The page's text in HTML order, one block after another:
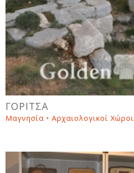
ΓΟΡΙΤΣΑ
Μαγνησία • Αρχαιολογικοί Χώροι